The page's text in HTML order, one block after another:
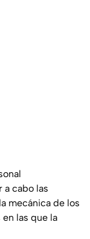
a cabo las
mecánica de los
las que la